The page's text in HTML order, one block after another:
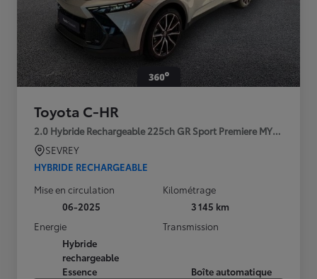
Toyota C-HR
2.0 Hybride Rechargeable 225ch GR Sport Premiere MY25
SEVREY
HYBRIDE RECHARGEABLE
Mise en circulation
06-2025
Kilométrage
3 145 km
Energie
Hybride
rechargeable
Essence
Transmission
Boîte automatique